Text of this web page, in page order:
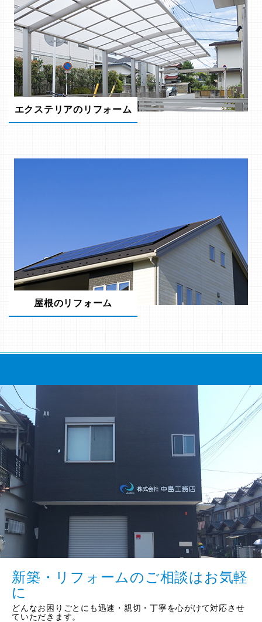
エクステリアのリフォーム
屋根のリフォーム
新築・リフォームのご相談はお気軽
に
どんなお困りごとにも迅速・親切・丁寧を心がけて対応させ
ていただきます。